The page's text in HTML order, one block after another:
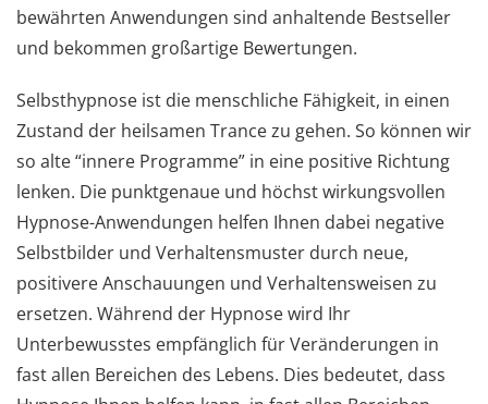
bewährten Anwendungen sind anhaltende Bestseller
und bekommen großartige Bewertungen.
Selbsthypnose ist die menschliche Fähigkeit, in einen
Zustand der heilsamen Trance zu gehen. So können wir
so alte “innere Programme” in eine positive Richtung
lenken. Die punktgenaue und höchst wirkungsvollen
Hypnose-Anwendungen helfen Ihnen dabei negative
Selbstbilder und Verhaltensmuster durch neue,
positivere Anschauungen und Verhaltensweisen zu
ersetzen. Während der Hypnose wird Ihr
Unterbewusstes empfänglich für Veränderungen in
fast allen Bereichen des Lebens. Dies bedeutet, dass